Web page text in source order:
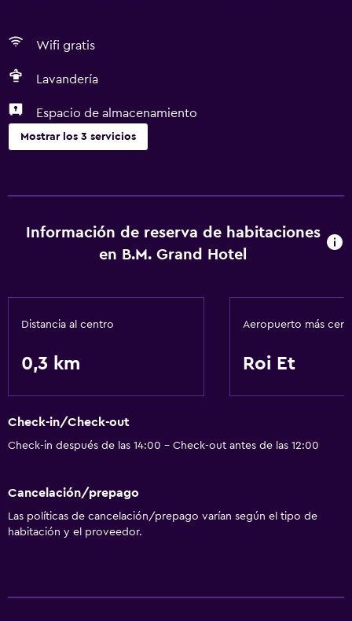
Wifi gratis
Lavandería
Espacio de almacenamiento
Mostrar los 3 servicios
Lavandería
Información de reserva de habitaciones
en B.M. Grand Hotel
Distancia al centro
0,3 km
Aeropuerto más
Roi Et
Check-in/Check-out
Check-in después de las 14:00 - Check-out antes de las 12:00
Cancelación/prepago
Las políticas de cancelación/prepago varían según el tipo de
habitación y el proveedor.